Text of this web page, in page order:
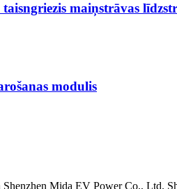
maiņstrāvas
modulis
Mida EV Power Co., Ltd.